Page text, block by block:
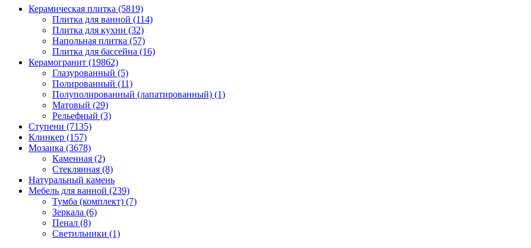
Керамическая плитка (5819)
Плитка для ванной (114)
Плитка для кухни (32)
Напольная плитка (57)
Плитка для бассейна (16)
Керамогранит (19862)
Глазурованный (5)
Полированный (11)
Полуполированный (лапатированный) (1)
Матовый (29)
Рельефный (3)
Ступени (7135)
Клинкер (157)
Мозаика (3678)
Каменная (2)
Стеклянная (8)
Натуральный камень
Мебель для ванной (239)
Тумба (комплект) (7)
Зеркала (6)
Пенал (8)
Светильники (1)